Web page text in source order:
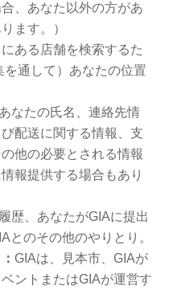
、あなた以外の方があ
ます。）
ある店舗を検索するた
通して）あなたの位置
あなたの氏名、連絡先情
配送に関する情報、支
他の必要とされる情報
報提供する場合もあり
歴、あなたがGIAに提出
とのその他のやりとり。
GIAは、見本市、GIAが
ントまたはGIAが運営す